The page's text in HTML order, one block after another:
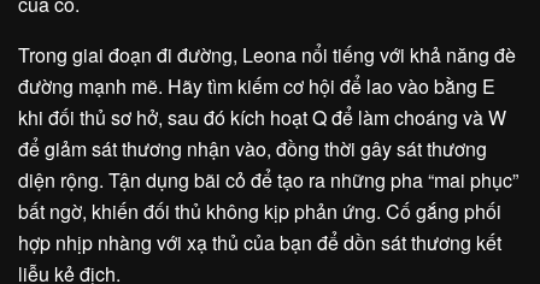
Trong giai đoạn đi đường, Leona nổi tiếng với khả năng đè
đường mạnh mẽ. Hãy tìm kiếm cơ hội để lao vào bằng E
khi đối thủ sơ hở, sau đó kích hoạt Q để làm choáng và W
để giảm sát thương nhận vào, đồng thời gây sát thương
diện rộng. Tận dụng bãi cỏ để tạo ra những pha “mai phục”
bất ngờ, khiến đối thủ không kịp phản ứng. Cố gắng phối
hợp nhịp nhàng với xạ thủ của bạn để dồn sát thương kết
liễu kẻ địch.